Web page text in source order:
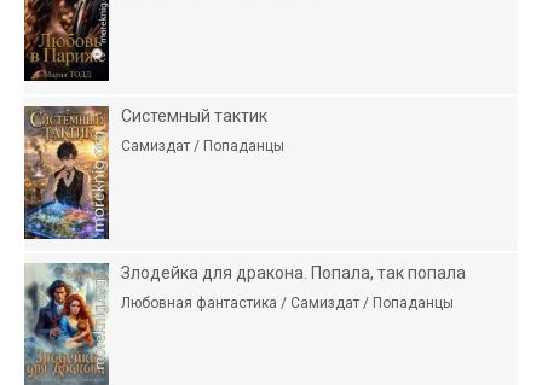
Системный тактик
Самиздат / Попаданцы
Злодейка для дракона. Попала, так попала
Любовная фантастика / Самиздат / Попаданцы